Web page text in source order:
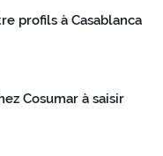
profils à Casablanca
Cosumar à saisir